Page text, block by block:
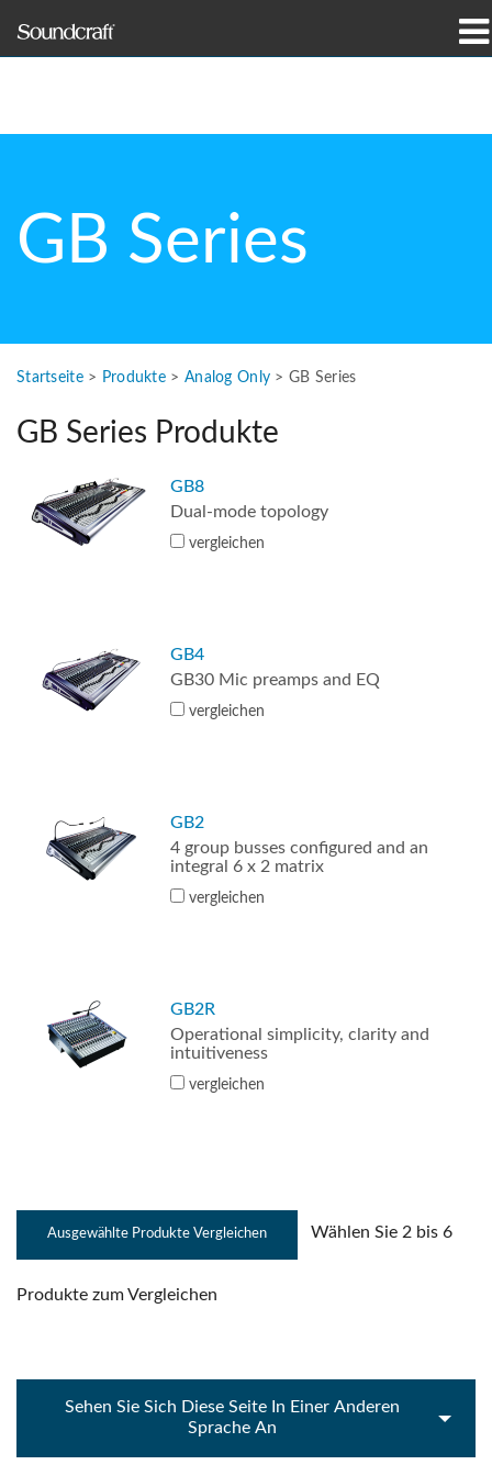
Fallstudien und Nachrichten
Schulungen
GB Series
Startseite> Produkte > Analog Only > GB Series
GB Series Produkte
GB8
Dual-mode topology
vergleichen
GB4
GB30 Mic preamps and EQ
vergleichen
GB2
4 group busses configured and an
integral 6 x 2 matrix
vergleichen
GB2R
Operational simplicity, clarity and
intuitiveness
vergleichen
Wählen Sie 2 bis 6
Produkte zum Vergleichen
Sehen Sie Sich Diese Seite In Einer Anderen
Sprache An